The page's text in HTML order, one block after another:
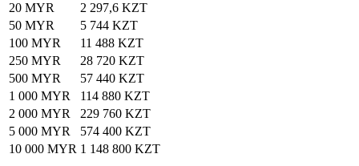
20 MYR
2 297,6 KZT
50 MYR
5 744 KZT
100 MYR
11 488 KZT
250 MYR
28 720 KZT
500 MYR
57 440 KZT
1 000 MYR
114 880 KZT
2 000 MYR
229 760 KZT
5 000 MYR
574 400 KZT
10 000 MYR 1 148 800 KZT